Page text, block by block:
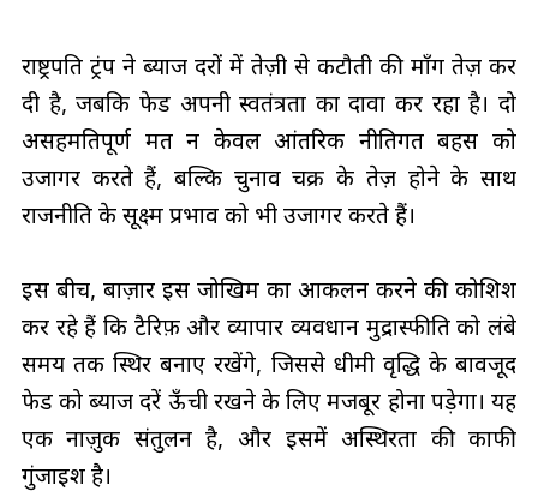
राष्ट्रपति ट्रंप ने ब्याज दरों में तेज़ी से कटौती की माँग तेज़ कर
दी है, जबकि फेड अपनी स्वतंत्रता का दावा कर रहा है। दो
असहमतिपूर्ण मत न केवल आंतरिक नीतिगत बहस को
उजागर करते हैं, बल्कि चुनाव चक्र के तेज़ होने के साथ
राजनीति के सूक्ष्म प्रभाव को भी उजागर करते हैं।
इस बीच, बाज़ार इस जोखिम का आकलन करने की कोशिश
कर रहे हैं कि टैरिफ़ और व्यापार व्यवधान मुद्रास्फीति को लंबे
समय तक स्थिर बनाए रखेंगे, जिससे धीमी वृद्धि के बावजूद
फेड को ब्याज दरें ऊँची रखने के लिए मजबूर होना पड़ेगा। यह
एक नाज़ुक संतुलन है, और इसमें अस्थिरता की काफी
गुंजाइश है।